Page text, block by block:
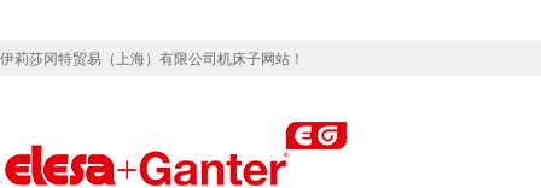
伊莉莎冈特贸易（上海）有限公司机床子网站！